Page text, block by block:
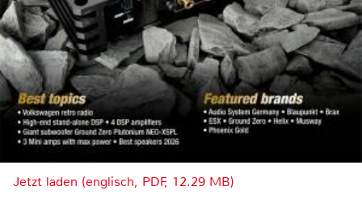
Jetzt laden (englisch, PDF, 12.29 MB)